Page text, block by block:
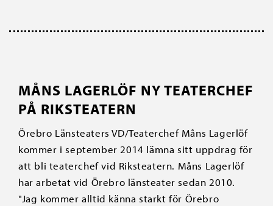
MÅNS LAGERLÖF NY TEATERCHEF
PÅ RIKSTEATERN
Örebro Länsteaters VD/Teaterchef Måns Lagerlöf
kommer i september 2014 lämna sitt uppdrag för
att bli teaterchef vid Riksteatern. Måns Lagerlöf
har arbetat vid Örebro länsteater sedan 2010.
"Jag kommer alltid känna starkt för Örebro